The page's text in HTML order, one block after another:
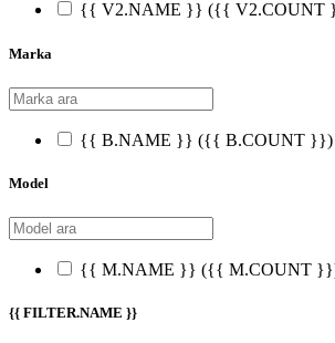
{{ V2.NAME }} ({{ V2.COUNT
Marka
{{ B.NAME }} ({{ B.COUNT }})
Model
{{ M.NAME }} ({{ M.COUNT
{{ FILTER.NAME }}